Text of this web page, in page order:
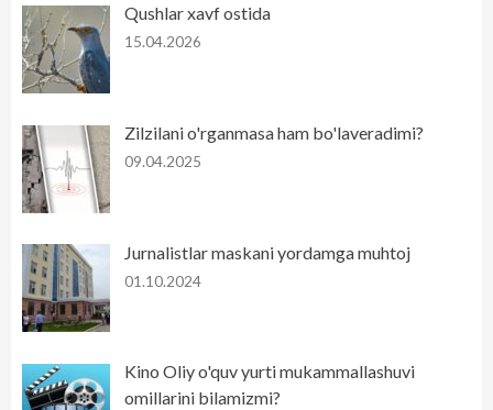
Qushlar xavf ostida
15.04.2026
Zilzilani o'rganmasa ham bo'laveradimi?
09.04.2025
Jurnalistlar maskani yordamga muhtoj
01.10.2024
Kino Oliy o'quv yurti mukammallashuvi
omillarini bilamizmi?